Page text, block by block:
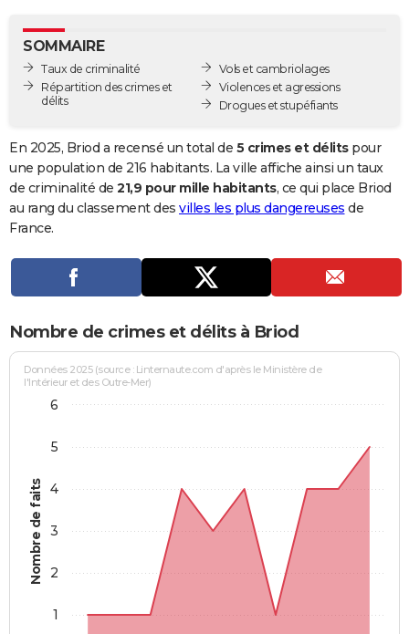
GUIDES D'ACHAT
BONS PLANS
Carte de Noël
Carte Bonne année
Carte Saint-Valentin
Carte Pâques
Carte d'anniversaire
DICTIONNAIRE
Dictionnaire
Biographies
Citations
Expressions
Proverbes
PROGRAMME TV
Se connecter
Entreprises
Service militaire
Avis de recherche
AVIS DE DÉCÈS
Bricolage
Lifestyle
Culture
Sport
Auto
Television
Voyage
Cinema
SOMMAIRE
Taux de criminalité
Répartition des crimes et
délits
Vols et cambriolages
Violences et agressions
Drogues et stupéfiants
En 2025, Briod a recensé un total de 5 crimes et délitspour
une population de 216 habitants. La ville affiche ainsi un taux
de criminalité de 21,9 pour mille habitants, ce qui place Briod
au rang du classement des villes les plus dangereuses de
France.
Nombre de crimes et délits à Briod
Nombre de faits
Données 2025 (source : Linternaute.com d'après le Ministère de
l'Intérieur et des Outre-Mer)
1
2
3
4
5
6